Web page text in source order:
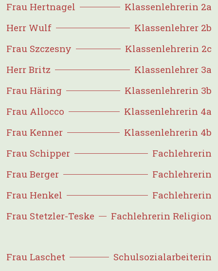
Frau Hertnagel
Klassenlehrerin 2a
Herr Wulf
Klassenlehrer 2b
Frau Szczesny
Klassenlehrerin 2c
Herr Britz
Klassenlehrer 3a
Frau Häring
Klassenlehrerin 3b
Frau Allocco
Klassenlehrerin 4a
Frau Kenner
Klassenlehrerin 4b
Frau Schipper
Fachlehrerin
Frau Berger
Fachlehrerin
Frau Henkel
Fachlehrerin
Frau Stetzler-Teske
Fachlehrerin Religion
Frau Laschet
Schulsozialarbeiterin